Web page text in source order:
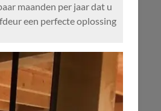
maanden per jaar dat u
een perfecte oplossing